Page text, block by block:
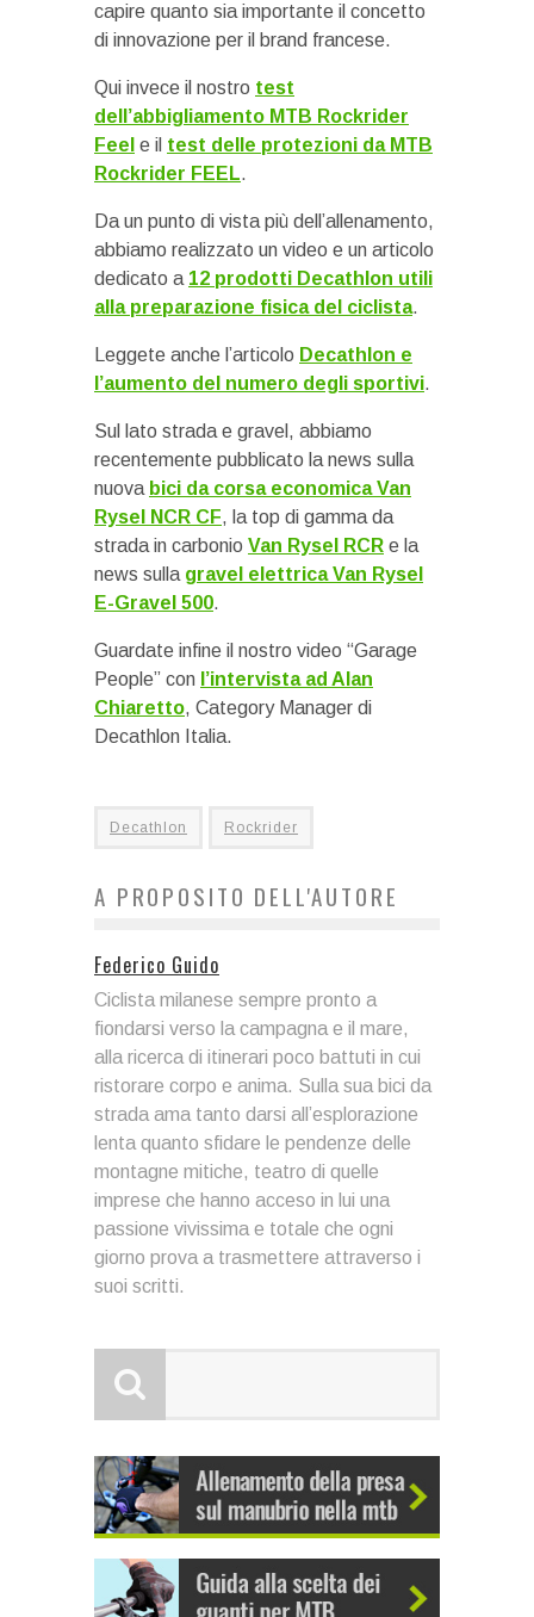
capire quanto sia importante il concetto
di innovazione per il brand francese.
Qui invece il nostro test
dell’abbigliamento MTB Rockrider
Feel e il test delle protezioni da MTB
Rockrider FEEL.
Da un punto di vista più dell’allenamento,
abbiamo realizzato un video e un articolo
dedicato a 12 prodotti Decathlon utili
alla preparazione fisica del ciclista.
Leggete anche l’articolo Decathlon e
l’aumento del numero degli sportivi.
Sul lato strada e gravel, abbiamo
recentemente pubblicato la news sulla
nuova bici da corsa economica Van
Rysel NCR CF, la top di gamma da
strada in carbonio Van Rysel RCR e la
news sulla gravel elettrica Van Rysel
E-Gravel 500.
Guardate infine il nostro video “Garage
People” con l’intervista ad Alan
Chiaretto, Category Manager di
Decathlon Italia.
Decathlon Rockrider
A PROPOSITO DELL'AUTORE
Federico Guido
Ciclista milanese sempre pronto a
fiondarsi verso la campagna e il mare,
alla ricerca di itinerari poco battuti in cui
ristorare corpo e anima. Sulla sua bici da
strada ama tanto darsi all’esplorazione
lenta quanto sfidare le pendenze delle
montagne mitiche, teatro di quelle
imprese che hanno acceso in lui una
passione vivissima e totale che ogni
giorno prova a trasmettere attraverso i
suoi scritti.